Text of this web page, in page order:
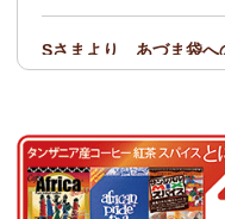
名ごとに2つのカテゴリー
→ 作家名 A―L
→ 作
名ごとに2つのカテゴリー
→ 作家名 A―L
→ 作
1/15：2026年 バラカの福
Sさまより あづま袋へ
とても可愛く、着こなしの
Nさまより 乳香フラン
食べてみたくて買いました
容し難い香りがする、なん